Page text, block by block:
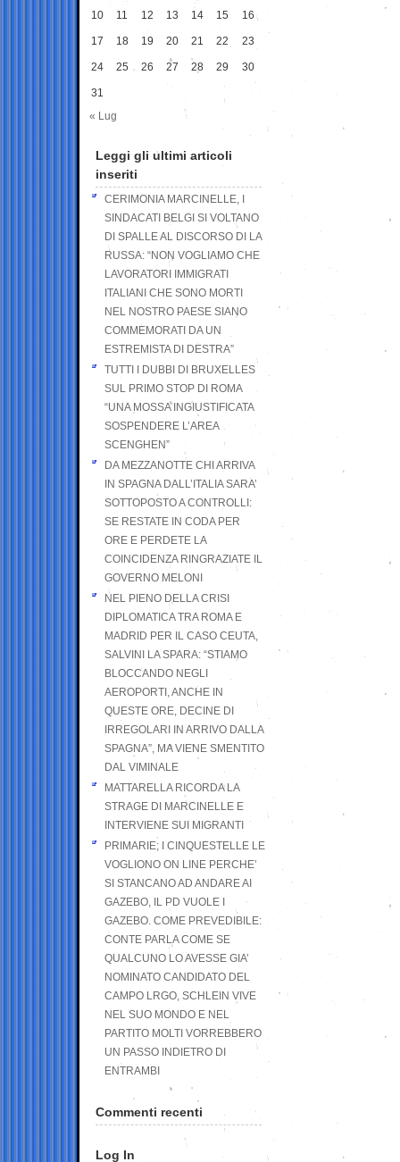
10 11 12 13 14 15 16
17 18 19 20 21 22 23
24 25 26 27 28 29 30
31
« Lug
Leggi gli ultimi articoli
inseriti
CERIMONIA MARCINELLE, I
SINDACATI BELGI SI VOLTANO
DI SPALLE AL DISCORSO DI LA
RUSSA: “NON VOGLIAMO CHE
LAVORATORI IMMIGRATI
ITALIANI CHE SONO MORTI
NEL NOSTRO PAESE SIANO
COMMEMORATI DA UN
ESTREMISTA DI DESTRA”
TUTTI I DUBBI DI BRUXELLES
SUL PRIMO STOP DI ROMA
“UNA MOSSA INGIUSTIFICATA
SOSPENDERE L’AREA
SCENGHEN”
DA MEZZANOTTE CHI ARRIVA
IN SPAGNA DALL’ITALIA SARA’
SOTTOPOSTO A CONTROLLI:
SE RESTATE IN CODA PER
ORE E PERDETE LA
COINCIDENZA RINGRAZIATE IL
GOVERNO MELONI
NEL PIENO DELLA CRISI
DIPLOMATICA TRA ROMA E
MADRID PER IL CASO CEUTA,
SALVINI LA SPARA: “STIAMO
BLOCCANDO NEGLI
AEROPORTI, ANCHE IN
QUESTE ORE, DECINE DI
IRREGOLARI IN ARRIVO DALLA
SPAGNA”, MA VIENE SMENTITO
DAL VIMINALE
MATTARELLA RICORDA LA
STRAGE DI MARCINELLE E
INTERVIENE SUI MIGRANTI
PRIMARIE; I CINQUESTELLE LE
VOGLIONO ON LINE PERCHE’
SI STANCANO AD ANDARE AI
GAZEBO, IL PD VUOLE I
GAZEBO. COME PREVEDIBILE:
CONTE PARLA COME SE
QUALCUNO LO AVESSE GIA’
NOMINATO CANDIDATO DEL
CAMPO LRGO, SCHLEIN VIVE
NEL SUO MONDO E NEL
PARTITO MOLTI VORREBBERO
UN PASSO INDIETRO DI
ENTRAMBI
Commenti recenti
Log In